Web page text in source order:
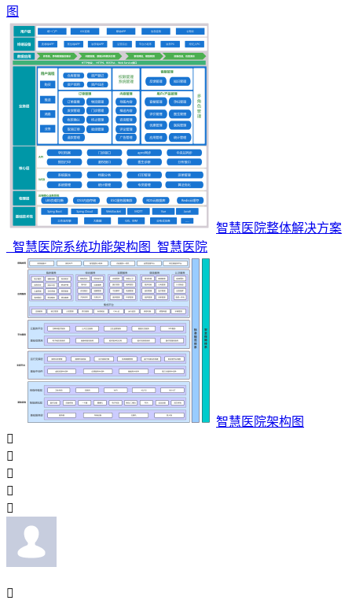
图
智慧医院整体解决方案
_智慧医院系统功能架构图_智慧医院
智慧医院架构图





